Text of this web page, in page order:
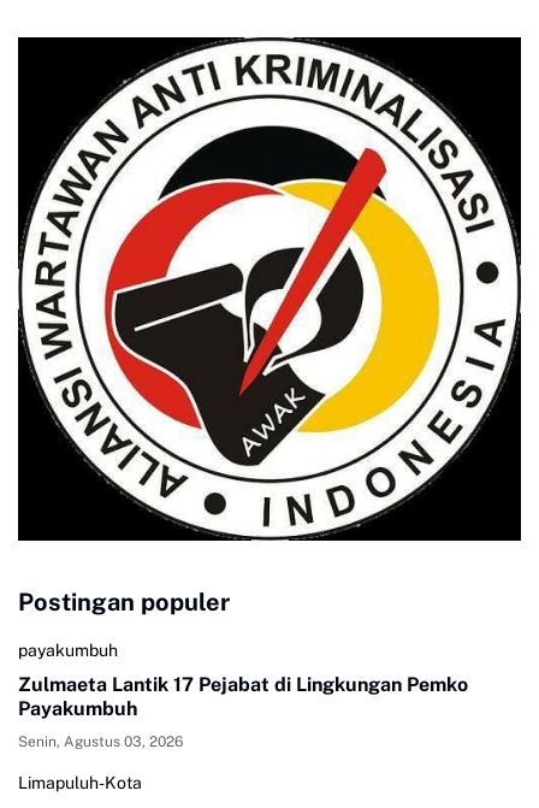
Postingan populer
payakumbuh
Zulmaeta Lantik 17 Pejabat di Lingkungan Pemko
Payakumbuh
Senin, Agustus 03, 2026
Limapuluh-Kota